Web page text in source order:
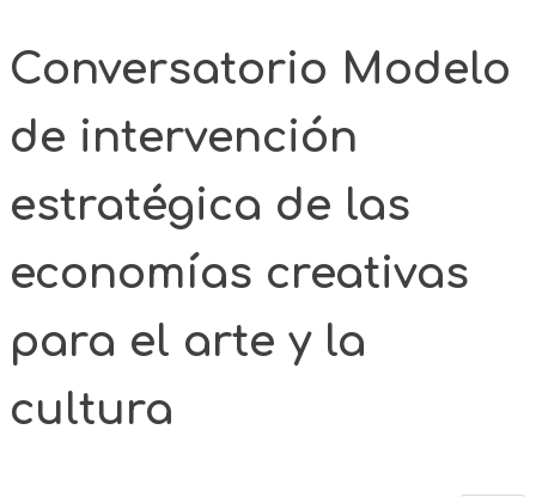
Conversatorio Modelo
de intervención
estratégica de las
economías creativas
para el arte y la
cultura